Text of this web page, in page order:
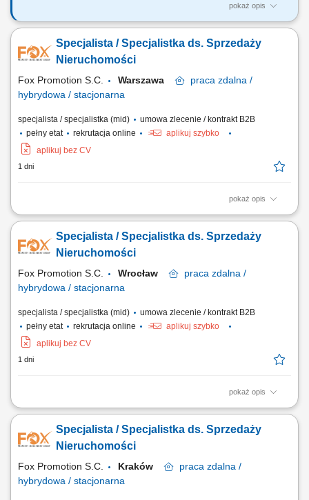
pokaż opis
Twoje zadania? Systematyczne pozyskiwanie nieruchomości w oparciu
klientami. Organizacja cyklu sprzedaży i marketingu własnej bazy ofert
nieruchomości. Realizacja celów sprzedażowych. Współpraca z
Specjalista / Specjalistka ds. Sprzedaży
Nieruchomości
Fox Promotion S.C. Warszawa praca zdalna /
hybrydowa / stacjonarna
specjalista / specjalistka (mid)
umowa zlecenie / kontrakt B2B
pełny etat
rekrutacja online
aplikuj szybko
aplikuj bez CV
1 dni
pokaż opis
aktywne pozyskiwanie ofert sprzedaży i wynajmu nieruchomości,
najmu, prezentowanie nieruchomości zainteresowanym klientom,
prowadzenie negocjacji oraz przygotowywanie do finalizacji transakcji,
Specjalista / Specjalistka ds. Sprzedaży
Nieruchomości
Fox Promotion S.C. Wrocław praca zdalna /
hybrydowa / stacjonarna
specjalista / specjalistka (mid)
umowa zlecenie / kontrakt B2B
pełny etat
rekrutacja online
aplikuj szybko
aplikuj bez CV
1 dni
pokaż opis
aktywne pozyskiwanie ofert sprzedaży i wynajmu nieruchomości,
najmu, prezentowanie nieruchomości zainteresowanym klientom,
prowadzenie negocjacji oraz przygotowywanie do finalizacji transakcji,
Specjalista / Specjalistka ds. Sprzedaży
Nieruchomości
Fox Promotion S.C. Kraków praca zdalna /
hybrydowa / stacjonarna